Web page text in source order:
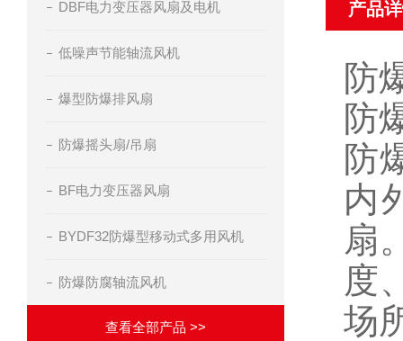
DBF电力变压器风扇及电机
低噪声节能轴流风机
爆型防爆排风扇
防爆摇头扇/吊扇
BF电力变压器风扇
BYDF32防爆型移动式多用风机
防爆防腐轴流风机
查看全部产品 >>
产品
防
防
防
内
扇
度
场